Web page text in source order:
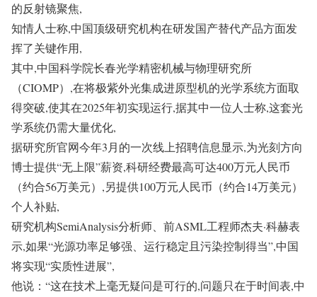
的反射镜聚焦,
知情人士称,中国顶级研究机构在研发国产替代产品方面发
挥了关键作用,
其中,中国科学院长春光学精密机械与物理研究所
（CIOMP）,在将极紫外光集成进原型机的光学系统方面取
得突破,使其在2025年初实现运行,据其中一位人士称,这套光
学系统仍需大量优化,
据研究所官网今年3月的一次线上招聘信息显示,为光刻方向
博士提供“无上限”薪资,科研经费最高可达400万元人民币
（约合56万美元）,另提供100万元人民币（约合14万美元）
个人补贴,
研究机构SemiAnalysis分析师、前ASML工程师杰夫·科赫表
示,如果“光源功率足够强、运行稳定且污染控制得当”,中国
将实现“实质性进展”,
他说：“这在技术上毫无疑问是可行的,问题只在于时间表,中